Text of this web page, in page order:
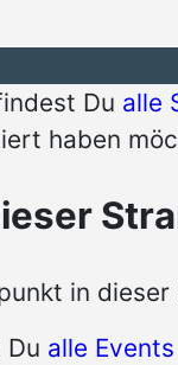
Du alle
haben
in
alle